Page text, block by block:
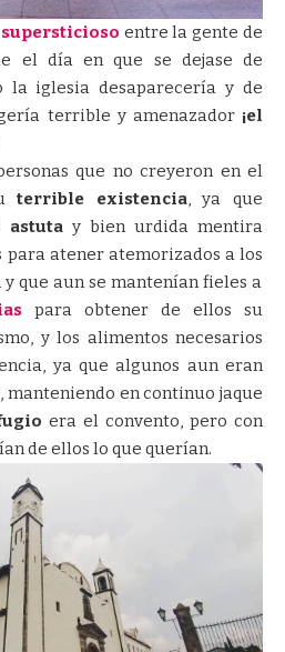
entre la gente de
el día en que se dejase de
la iglesia desaparecería y de
terrible y amenazador¡el
que no creyeron en el
terrible existencia, ya que
astutay bien urdida mentira
atener atemorizados a los
que aun se mantenían fieles a
para obtener de ellos su
y los alimentos necesarios
ya que algunos aun eran
, manteniendo en continuo jaque
era el convento, pero con
de ellos lo que querían.